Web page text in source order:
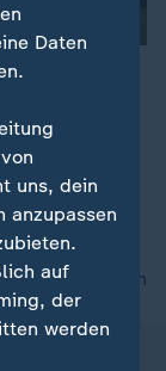
Teilen
Auch
der
nach oben
Daten
uns, dein
anzupassen
auf
der
werden